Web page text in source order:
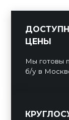
ЦЕНЫ
Мы готовы
б/у в